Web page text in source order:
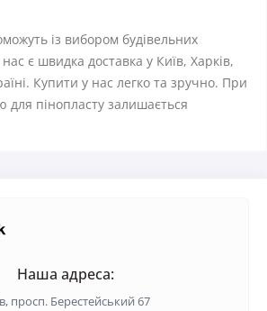
із вибором будівельних
є швидка доставка у Київ, Харків,
Купити у нас легко та зручно. При
для пінопласту залишається
Наша адреса:
просп. Берестейський 67